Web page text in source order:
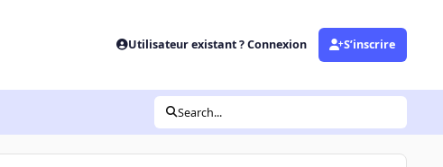
Utilisateur existant ? Connexion S’inscrire
Search...